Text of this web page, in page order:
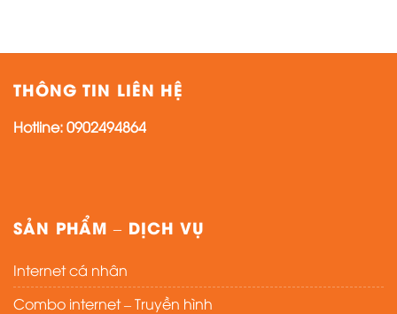
THÔNG TIN LIÊN HỆ
Hotline:0902494864
SẢN PHẨM – DỊCH VỤ
Internet cá nhân
Combo internet – Truyền hình